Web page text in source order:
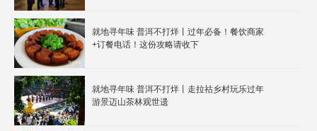
就地寻年味 普洱不打烊丨过年必备！餐饮商家
+订餐电话！这份攻略请收下
就地寻年味 普洱不打烊丨走拉祜乡村玩乐过年
游景迈山茶林观世遗